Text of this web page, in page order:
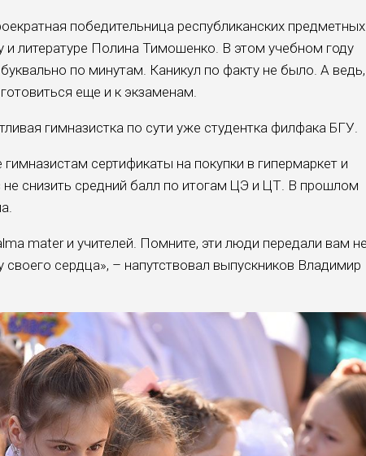
победительница республиканских предметных
и литературе Полина Тимошенко. В этом учебном году
по минутам. Каникул по факту не было. А ведь,
еще и к экзаменам.
гимназистка по сути уже студентка филфака БГУ.
сертификаты на покупки в гипермаркет и
снизить средний балл по итогам ЦЭ и ЦТ. В прошлом
mater и учителей. Помните, эти люди передали вам
своего сердца», – напутствовал выпускников Владимир